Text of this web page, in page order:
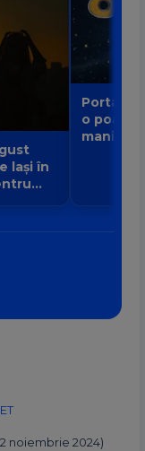
lași în
Portalul
o poartă
noiembrie 2024)